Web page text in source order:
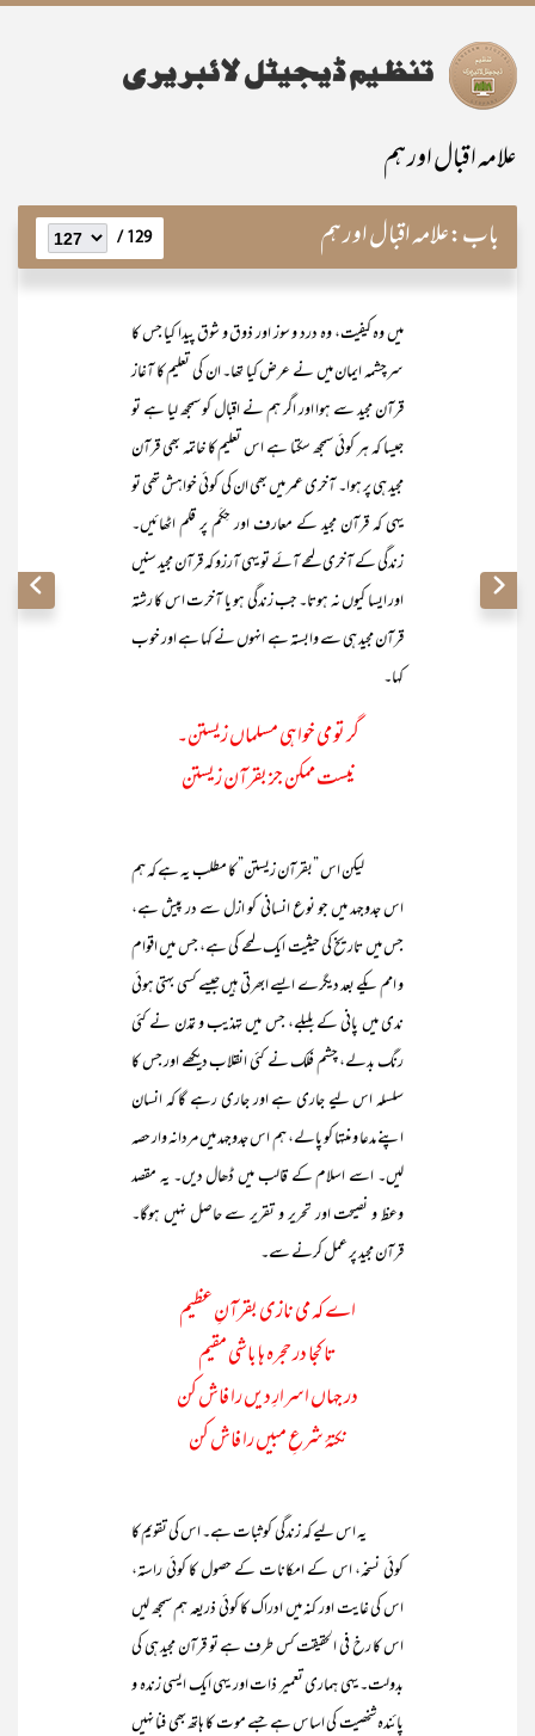
علامہ اقبال اور ہم
باب:علامہ اقبال اور ہم 129 /
میں وہ کیفیت، وہ درد و سوز اور ذوق و شوق پیدا کیا جس کا
سرچشمہ ایمان میں نے عرض کیا تھا۔ ان کی تعلیم کا آغاز
قرآن مجید سے ہوا اور اگر ہم نے اقبال کو سمجھ لیا ہے تو
جیسا کہ ہر کوئی سمجھ سکتا ہے اس تعلیم کا خاتمہ بھی قرآن
مجید ہی پر ہوا۔ آخری عمر میں بھی ان کی کوئی خواہش تھی تو
یہی کہ قرآن مجید کے معارف اور حِکَم پر قلم اٹھائیں۔
زندگی کے آخری لمحے آئے تو یہی آرزو کہ قرآن مجید سنیں
اور ایسا کیوں نہ ہوتا۔ جب زندگی ہو یا آخرت اس کا رشتہ
قرآن مجید ہی سے وابستہ ہے انہوں نے کہا ہے اور خوب
کہا۔
گر تو می خواہی مسلماں زیستن۔
نیست ممکن جز بقرآن زیستن
لیکن اس ”بقرآن زیستن” کا مطلب یہ ہے کہ ہم
اس جدوجہد میں جو نوع انسانی کو ازل سے در پیش ہے،
جس میں تاریخ کی حیثیت ایک لمحے کی ہے، جس میں اقوام
و امم یکے بعد دیگرے ایسے ابھرتی ہیں جیسے کسی بہتی ہوئی
ندی میں پانی کے بلبلے، جس میں تہذیب و تمدن نے کئی
رنگ بدلے، چشم فلک نے کئی انقلاب دیکھے اور جس کا
سلسلہ اس لیے جاری ہے اور جاری رہے گا کہ انسان
اپنے مدعا و منتہا کو پالے، ہم اس جدوجہد میں مردانہ وار حصہ
لیں۔ اسے اسلام کے قالب میں ڈھال دیں۔ یہ مقصد
وعظ و نصیحت اور تحریر و تقریر سے حاصل نہیں ہوگا۔
قرآن مجید پر عمل کرنے سے۔
اے کہ می نازی بقرآنِ عظیم
تا کجا در حجرہ ہا باشی مقیم
در جہاں اسرارِ دیں را فاش کن
نکتۂ شرعِ مبیں را فاش کن
یہ اس لیے کہ زندگی کو ثبات ہے۔ اس کی تقویم کا
کوئی نسخہ، اس کے امکانات کے حصول کا کوئی راستہ،
اس کی غایت اور کنہ میں ادراک کا کوئی ذریعہ ہم سمجھ لیں
اس کا رخ فی الحقیقت کس طرف ہے تو قرآن مجید ہی کی
بدولت۔ یہی ہماری تعمیر ذات اور یہی ایک ایسی زندہ و
پائندہ شخصیت کی اساس ہے جسے موت کا ہاتھ بھی فنا نہیں